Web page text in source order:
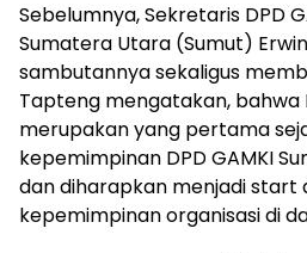
Sebelumnya, Sekretaris DPD
Sumatera Utara (Sumut)
sambutannya sekaligus
Tapteng mengatakan, bahwa
merupakan yang pertama
kepemimpinan DPD GAMKI
dan diharapkan menjadi start
kepemimpinan organisasi di